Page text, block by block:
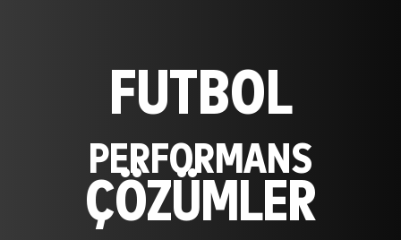
FUTBOL
PERFORMANS
ÇÖZÜMLER